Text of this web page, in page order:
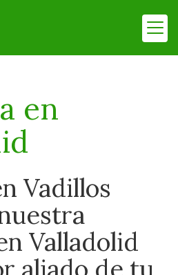
en
Vadillos
Valladolid